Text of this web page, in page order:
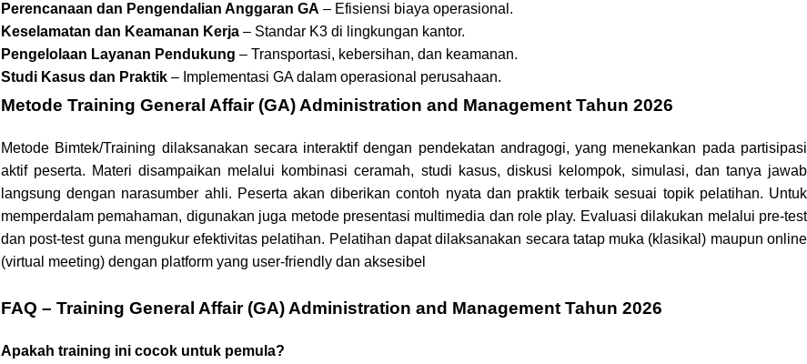
Perencanaan dan Pengendalian Anggaran GA – Efisiensi biaya operasional.
Keselamatan dan Keamanan Kerja – Standar K3 di lingkungan kantor.
Pengelolaan Layanan Pendukung – Transportasi, kebersihan, dan keamanan.
Studi Kasus dan Praktik – Implementasi GA dalam operasional perusahaan.
Metode Training General Affair (GA) Administration and Management Tahun 2026
Metode Bimtek/Training dilaksanakan secara interaktif dengan pendekatan andragogi, yang menekankan pada partisipasi
aktif peserta. Materi disampaikan melalui kombinasi ceramah, studi kasus, diskusi kelompok, simulasi, dan tanya jawab
langsung dengan narasumber ahli. Peserta akan diberikan contoh nyata dan praktik terbaik sesuai topik pelatihan. Untuk
memperdalam pemahaman, digunakan juga metode presentasi multimedia dan role play. Evaluasi dilakukan melalui pre-test
dan post-test guna mengukur efektivitas pelatihan. Pelatihan dapat dilaksanakan secara tatap muka (klasikal) maupun online
(virtual meeting) dengan platform yang user-friendly dan aksesibel
FAQ – Training General Affair (GA) Administration and Management Tahun 2026
Apakah training ini cocok untuk pemula?